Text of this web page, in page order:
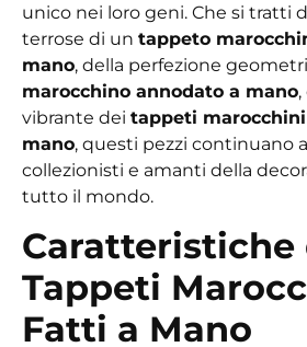
unico nei loro geni. Che si tratti
terrose di un tappeto
mano, della perfezione
marocchino annodato a mano
vibrante dei tappeti
mano, questi pezzi continuano
collezionisti e amanti della
tutto il mondo.
Caratteristiche
Tappeti
Fatti a Mano